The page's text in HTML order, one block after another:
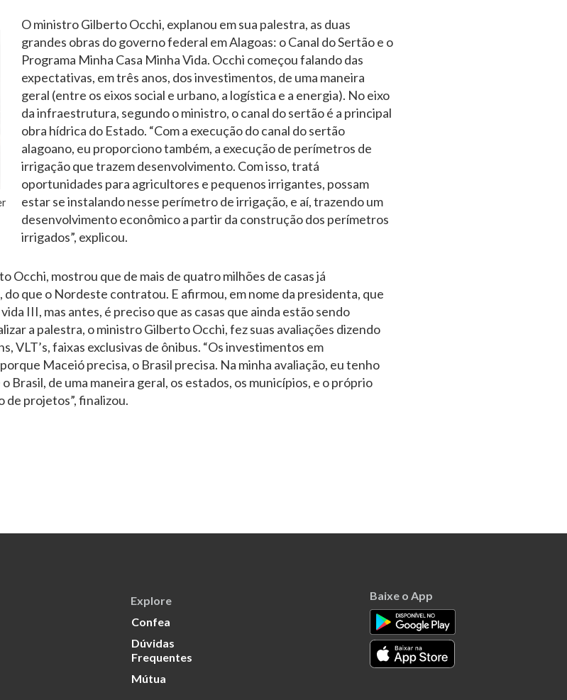
O ministro Gilberto Occhi, explanou em sua palestra, as duas
grandes obras do governo federal em Alagoas: o Canal do Sertão e o
Programa Minha Casa Minha Vida. Occhi começou falando das
expectativas, em três anos, dos investimentos, de uma maneira
geral (entre os eixos social e urbano, a logística e a energia). No eixo
da infraestrutura, segundo o ministro, o canal do sertão é a principal
obra hídrica do Estado. “Com a execução do canal do sertão
alagoano, eu proporciono também, a execução de perímetros de
irrigação que trazem desenvolvimento. Com isso, tratá
oportunidades para agricultores e pequenos irrigantes, possam
estar se instalando nesse perímetro de irrigação, e aí, trazendo um
desenvolvimento econômico a partir da construção dos perímetros
irrigados”, explicou.
Occhi, mostrou que de mais de quatro milhões de casas já
do que o Nordeste contratou. E afirmou, em nome da presidenta, que
III, mas antes, é preciso que as casas que ainda estão sendo
a palestra, o ministro Gilberto Occhi, fez suas avaliações dizendo
VLT’s, faixas exclusivas de ônibus. “Os investimentos em
Maceió precisa, o Brasil precisa. Na minha avaliação, eu tenho
Brasil, de uma maneira geral, os estados, os municípios, e o próprio
de projetos”, finalizou.
Explore
Confea
Dúvidas
Frequentes
Mútua
Baixe o App